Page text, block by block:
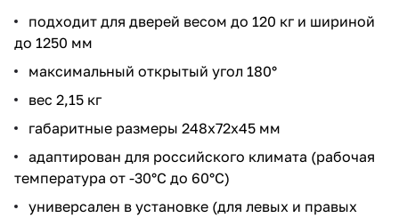
подходит для дверей весом до 120 кг и шириной
до 1250 мм
максимальный открытый угол 180°
вес 2,15 кг
габаритные размеры 248х72х45 мм
адаптирован для российского климата (рабочая
температура от -30°С до 60°С)
универсален в установке (для левых и правых